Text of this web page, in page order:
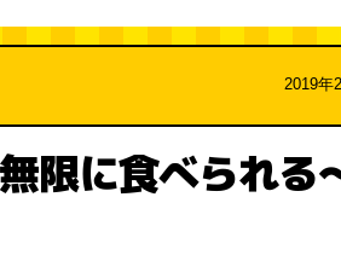
2019年
限に食べられる